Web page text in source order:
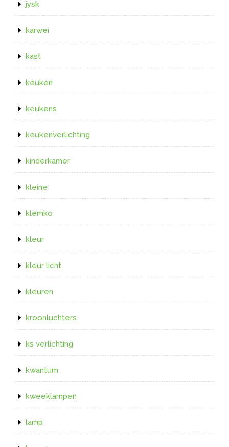
jysk
karwei
kast
keuken
keukens
keukenverlichting
kinderkamer
kleine
klemko
kleur
kleur licht
kleuren
kroonluchters
ks verlichting
kwantum
kweeklampen
lamp